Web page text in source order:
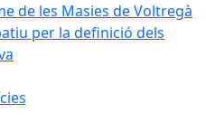
de les Masies de Voltregà
per la definició dels